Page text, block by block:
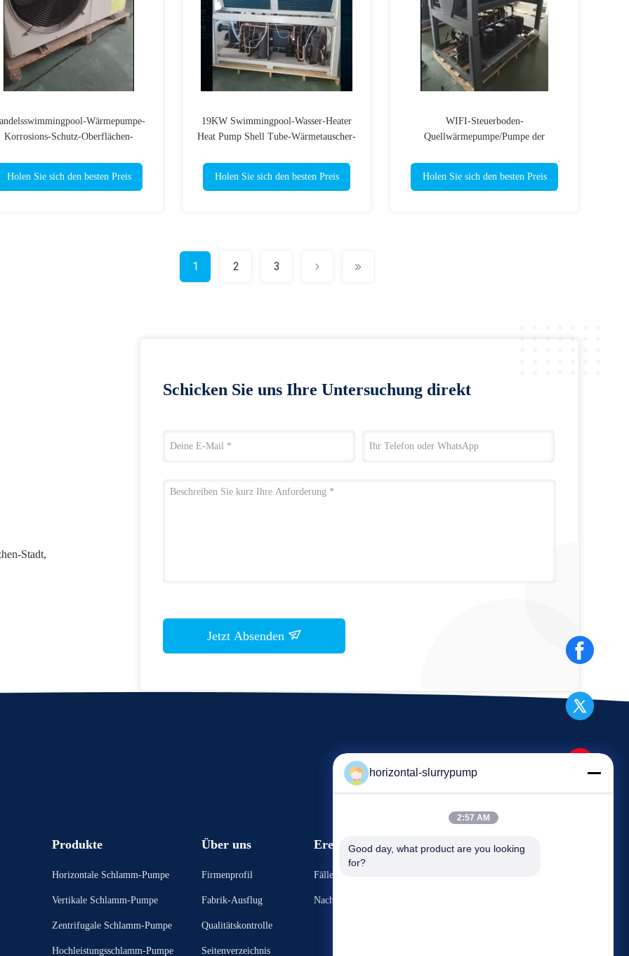
Wärmepumpe-
Korrosions-Schutz-Oberflächen-
Holen Sie sich den besten Preis
19KW Swimmingpool-Wasser-Heater
Heat Pump Shell Tube-Wärmetauscher-
Holen Sie sich den besten Preis
WIFI-Steuerboden-
Quellwärmepumpe/Pumpe der
Holen Sie sich den besten Preis
1 2 3
Stadt,
Schicken Sie uns Ihre Untersuchung direkt
Jetzt Absenden
Produkte
Horizontale Schlamm-Pumpe
Vertikale Schlamm-Pumpe
Zentrifugale Schlamm-Pumpe
Hochleistungsschlamm-Pumpe
Über uns
Firmenprofil
Fabrik-Ausflug
Qualitätskontrolle
Seitenverzeichnis
Ereignisse
Fälle
Nachrichten
Fordern Sie ein Zitat
horizontal-slurrypump
2:57 AM
Good day, what product are you looking
for?